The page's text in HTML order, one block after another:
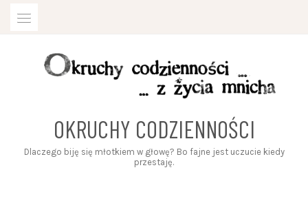
OKRUCHY CODZIENNOŚCI
Dlaczego biję się młotkiem w głowę? Bo fajne jest uczucie kiedy
przestaję.